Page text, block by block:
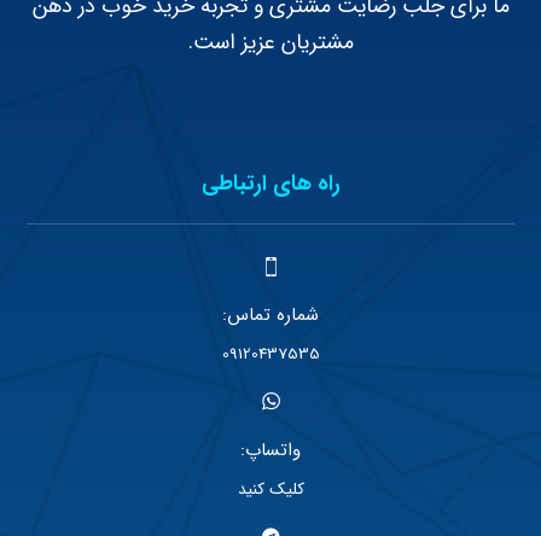
مشتریان عزیز است.
راه های ارتباطی
شماره تماس:
09120437535
واتساپ:
کلیک کنید